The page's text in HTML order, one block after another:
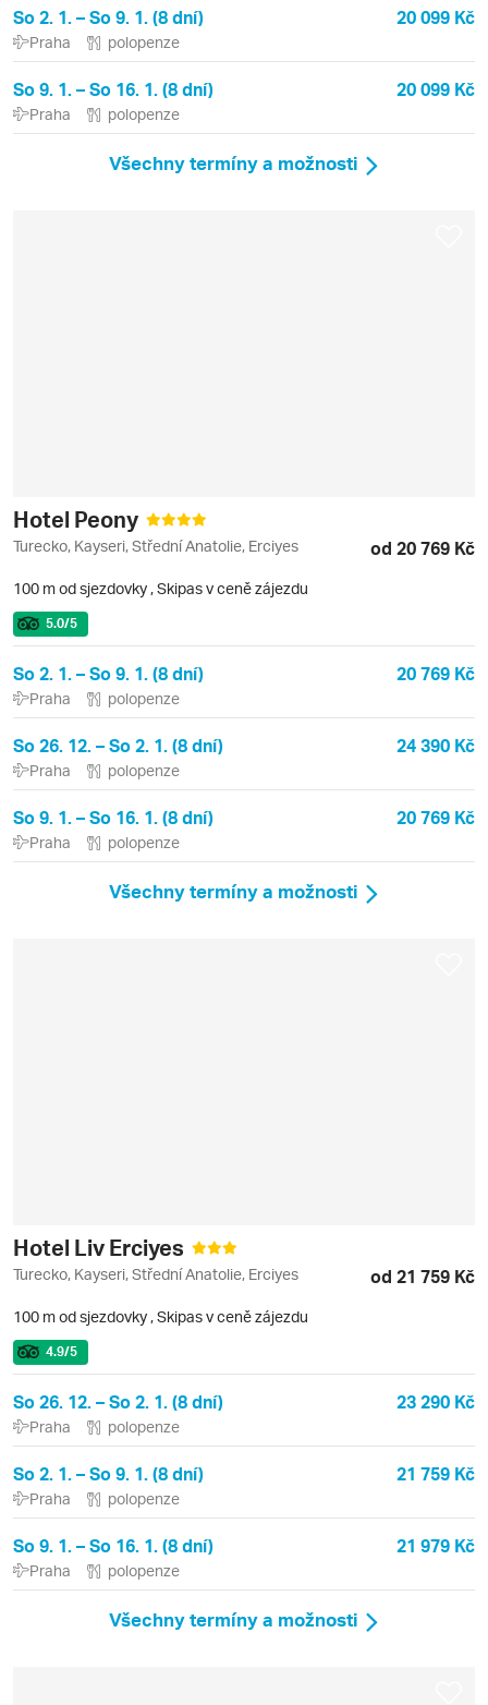
So 2. 1. – So 9. 1. (8 dní) 20 099 Kč
Praha polopenze
So 9. 1. – So 16. 1. (8 dní) 20 099 Kč
Praha polopenze
Všechny termíny a možnosti
Hotel Peony
Turecko, Kayseri, Střední Anatolie, Erciyes od 20 769 Kč
100 m od sjezdovky ,Skipas v ceně zájezdu
5.0/5
So 2. 1. – So 9. 1. (8 dní) 20 769 Kč
Praha polopenze
So 26. 12. – So 2. 1. (8 dní) 24 390 Kč
Praha polopenze
So 9. 1. – So 16. 1. (8 dní) 20 769 Kč
Praha polopenze
Všechny termíny a možnosti
Hotel Liv Erciyes
Turecko, Kayseri, Střední Anatolie, Erciyes od 21 759 Kč
100 m od sjezdovky ,Skipas v ceně zájezdu
4.9/5
So 26. 12. – So 2. 1. (8 dní) 23 290 Kč
Praha polopenze
So 2. 1. – So 9. 1. (8 dní) 21 759 Kč
Praha polopenze
So 9. 1. – So 16. 1. (8 dní) 21 979 Kč
Praha polopenze
Všechny termíny a možnosti